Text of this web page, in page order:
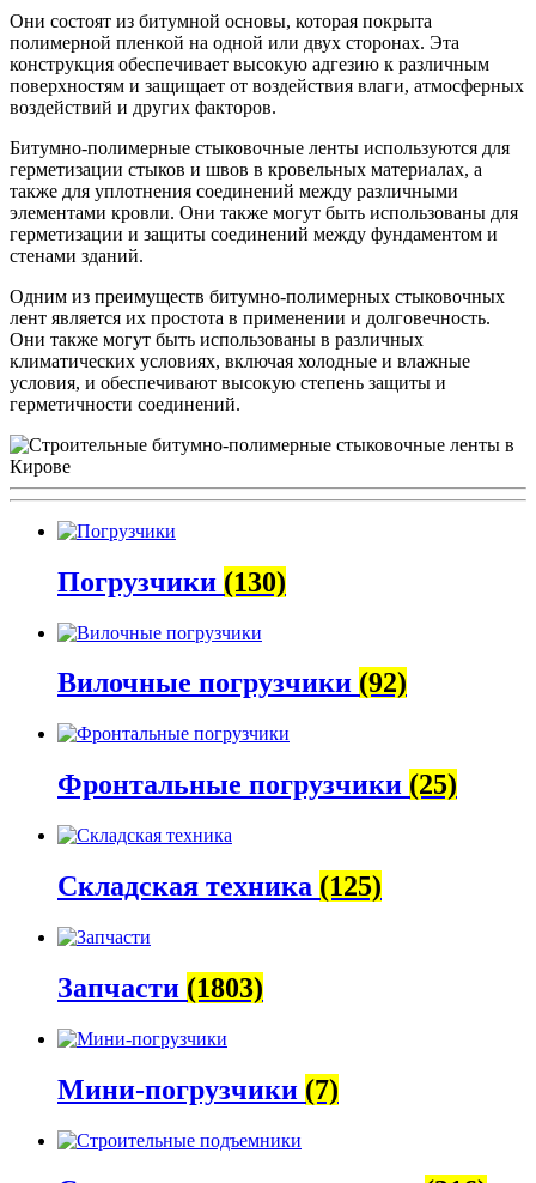
Они состоят из битумной основы, которая покрыта
полимерной пленкой на одной или двух сторонах. Эта
конструкция обеспечивает высокую адгезию к различным
поверхностям и защищает от воздействия влаги, атмосферных
воздействий и других факторов.
Битумно-полимерные стыковочные ленты используются для
герметизации стыков и швов в кровельных материалах, а
также для уплотнения соединений между различными
элементами кровли. Они также могут быть использованы для
герметизации и защиты соединений между фундаментом и
стенами зданий.
Одним из преимуществ битумно-полимерных стыковочных
лент является их простота в применении и долговечность.
Они также могут быть использованы в различных
климатических условиях, включая холодные и влажные
условия, и обеспечивают высокую степень защиты и
герметичности соединений.
Погрузчики (130)
Вилочные погрузчики (92)
Фронтальные погрузчики (25)
Складская техника (125)
Запчасти (1803)
Мини-погрузчики (7)